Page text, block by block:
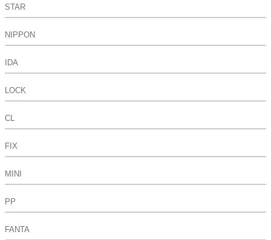
STAR
NIPPON
IDA
LOCK
CL
FIX
MINI
PP
FANTA